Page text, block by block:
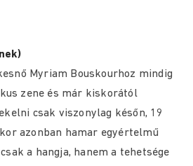
Myriam Bouskourhoz mindig
zene és már kiskorától
csak viszonylag későn, 19
azonban hamar egyértelmű
a hangja, hanem a tehetsége